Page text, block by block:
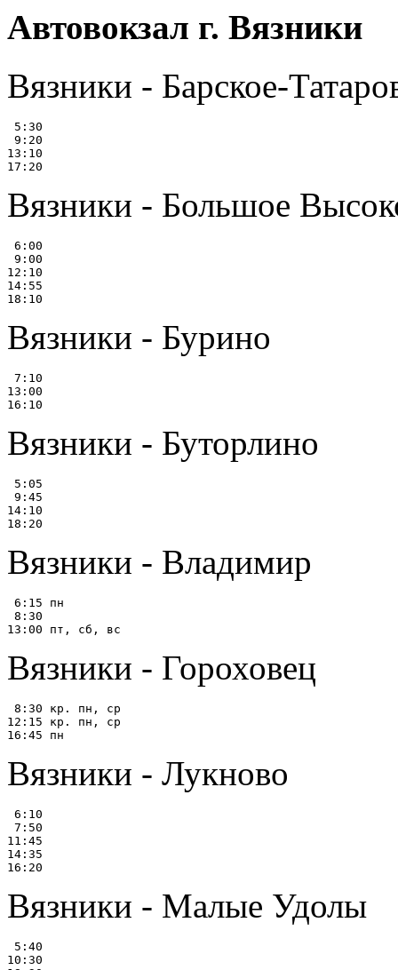
Автовокзал г. Вязники
Вязники - Барское-
5:30
9:20
13:10
Вязники - Большое
6:00
9:00
12:10
14:55
Вязники - Бурино
7:10
13:00
Вязники - Буторлино
5:05
9:45
14:10
Вязники - Владимир
6:15 пн
8:30
Вязники - Гороховец
8:30 кр. пн, ср
12:15 кр. пн, ср
Вязники - Лукново
6:10
7:50
11:45
14:35
Вязники - Малые Удолы
5:40
10:30